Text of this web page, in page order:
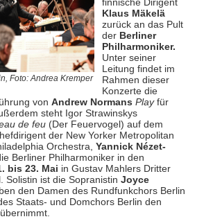
Foto: Andrea Kremper
Klaus Mäkelä
zurück an das Pult
der Berliner
Philharmoniker.
Unter seiner
Leitung findet im
Rahmen dieser
Konzerte die
von Andrew Normans Playfür
steht Igor Strawinskys
de feu(Der Feuervogel) auf dem
der New Yorker Metropolitan
Orchestra, Yannick Nézet-
Berliner Philharmoniker in den
bis 23. Mai in Gustav Mahlers Dritter
Solistin ist die Sopranistin Joyce
den Damen des Rundfunkchors Berlin
Staats- und Domchors Berlin den